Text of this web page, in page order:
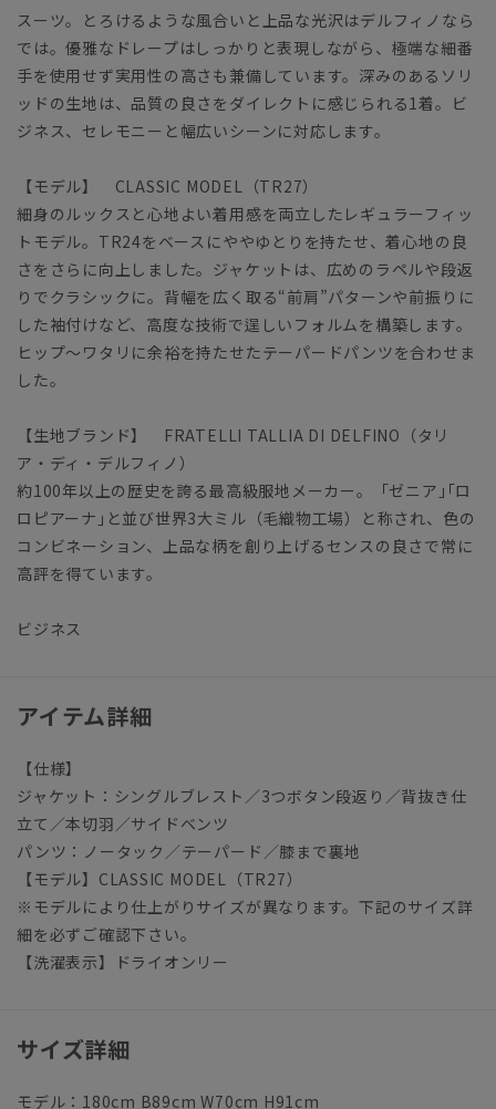
スーツ。とろけるような風合いと上品な光沢はデルフィノなら
では。優雅なドレープはしっかりと表現しながら、極端な細番
手を使用せず実用性の高さも兼備しています。深みのあるソリ
ッドの生地は、品質の良さをダイレクトに感じられる1着。ビ
ジネス、セレモニーと幅広いシーンに対応します。
【モデル】 CLASSIC MODEL（TR27）
細身のルックスと心地よい着用感を両立したレギュラーフィッ
トモデル。TR24をベースにややゆとりを持たせ、着心地の良
さをさらに向上しました。ジャケットは、広めのラペルや段返
りでクラシックに。背幅を広く取る“前肩”パターンや前振りに
した袖付けなど、高度な技術で逞しいフォルムを構築します。
ヒップ～ワタリに余裕を持たせたテーパードパンツを合わせま
した。
【生地ブランド】 FRATELLI TALLIA DI DELFINO（タリ
ア・ディ・デルフィノ）
約100年以上の歴史を誇る最高級服地メーカー。「ゼニア｣｢ロ
ロピアーナ｣と並び世界3大ミル（毛織物工場）と称され、色の
コンビネーション、上品な柄を創り上げるセンスの良さで常に
高評を得ています。
ビジネス
アイテム詳細
【仕様】
ジャケット：シングルブレスト／3つボタン段返り／背抜き仕
立て／本切羽／サイドベンツ
パンツ：ノータック／テーパード／膝まで裏地
【モデル】CLASSIC MODEL（TR27）
※モデルにより仕上がりサイズが異なります。下記のサイズ詳
細を必ずご確認下さい。
【洗濯表示】ドライオンリー
サイズ詳細
モデル：180cm B89cm W70cm H91cm